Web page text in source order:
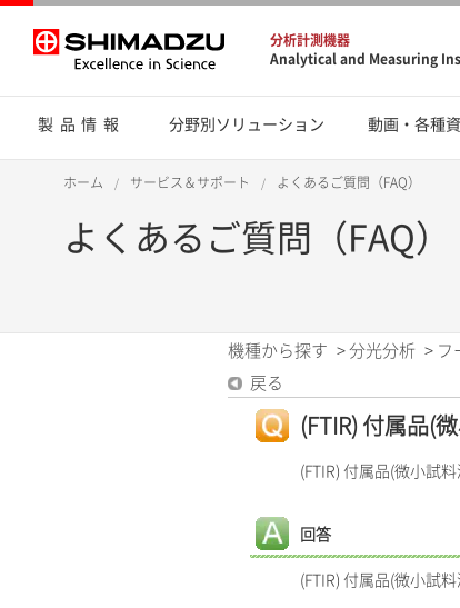
分析計測機器
Analytical and Measuring
製品情報 分野別ソリューション 動画・各種
ホーム サービス＆サポート よくあるご質問（FAQ）
よくあるご質問（FAQ）
機種から探す > 分光分析 > フ
戻る
(FTIR) 付属品(
(FTIR) 付属品(微小試
回答
(FTIR) 付属品(微小試